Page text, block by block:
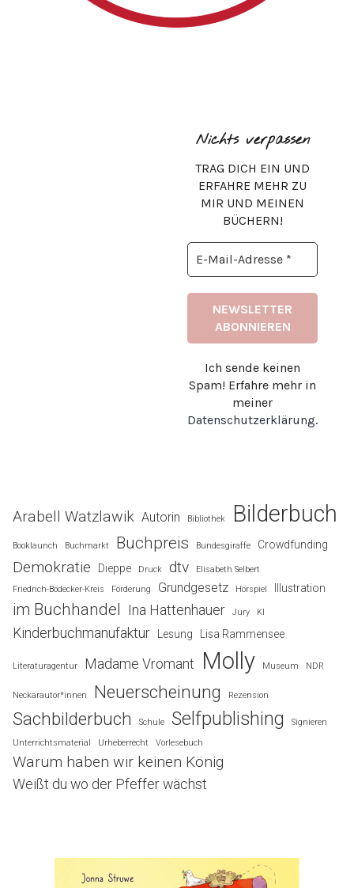
Nichts verpassen
TRAG DICH EIN UND
ERFAHRE MEHR ZU
MIR UND MEINEN
BÜCHERN!
Ich sende keinen
Spam! Erfahre mehr in
meiner
Datenschutzerklärung.
Arabell Watzlawik Autorin Bibliothek Bilderbuch
Booklaunch Buchmarkt Buchpreis Bundesgiraffe Crowdfunding
Demokratie Dieppe Druck dtv
Elisabeth Selbert
Friedrich-Bödecker-Kreis
Förderung Grundgesetz Hörspiel Illustration
im Buchhandel Ina Hattenhauer Jury KI
Kinderbuchmanufaktur Lesung Lisa Rammensee
Literaturagentur Madame Vromant Molly Museum NDR
Neckarautor*innen Neuerscheinung Rezension
Sachbilderbuch Schule Selfpublishing
Signieren
Unterrichtsmaterial
Urheberrecht Vorlesebuch
Warum haben wir keinen König
Weißt du wo der Pfeffer wächst